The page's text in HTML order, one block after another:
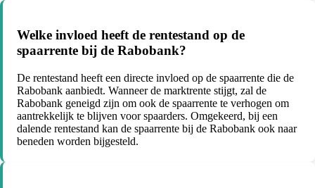
Welke invloed heeft de rentestand op de
spaarrente bij de Rabobank?
De rentestand heeft een directe invloed op de spaarrente die de
Rabobank aanbiedt. Wanneer de marktrente stijgt, zal de
Rabobank geneigd zijn om ook de spaarrente te verhogen om
aantrekkelijk te blijven voor spaarders. Omgekeerd, bij een
dalende rentestand kan de spaarrente bij de Rabobank ook naar
beneden worden bijgesteld.